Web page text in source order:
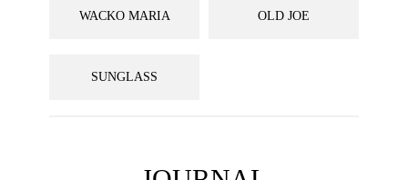
WACKO MARIA OLD JOE
SUNGLASS